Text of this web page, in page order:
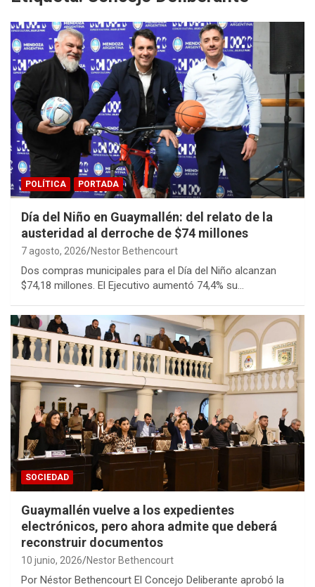
POLÍTICA PORTADA
Día del Niño en Guaymallén: del relato de la
austeridad al derroche de $74 millones
7 agosto, 2026 Nestor Bethencourt
Dos compras municipales para el Día del Niño alcanzan
$74,18 millones. El Ejecutivo aumentó 74,4% su…
SOCIEDAD
Guaymallén vuelve a los expedientes
electrónicos, pero ahora admite que deberá
reconstruir documentos
10 junio, 2026 Nestor Bethencourt
Por Néstor Bethencourt El Concejo Deliberante aprobó la